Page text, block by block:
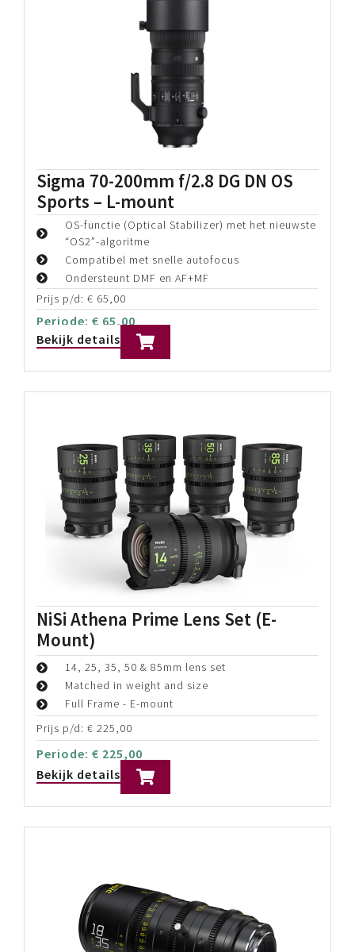
Sigma 70-200mm f/2.8 DG DN OS
Sports – L-mount
OS-functie (Optical Stabilizer) met het nieuwste
“OS2”-algoritme
Compatibel met snelle autofocus
Ondersteunt DMF en AF+MF
Prijs p/d: € 65,00
Periode: € 65,00
Bekijk details
NiSi Athena Prime Lens Set (E-
Mount)
14, 25, 35, 50 & 85mm lens set
Matched in weight and size
Full Frame - E-mount
Prijs p/d: € 225,00
Periode: € 225,00
Bekijk details